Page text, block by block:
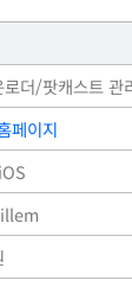
로더/팟캐스트 관
페이지